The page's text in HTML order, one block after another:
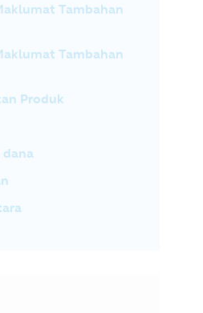
Tambahan
Tambahan
Produk
dana